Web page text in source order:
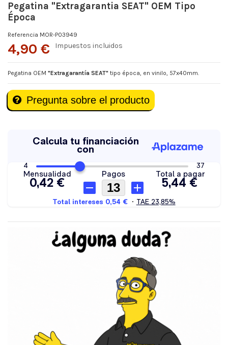
Pegatina "Extragarantia SEAT" OEM Tipo
Época
Referencia MOR-P03949
4,90 € Impuestos incluidos
Pegatina OEM "Extragarantía SEAT" tipo época, en vinilo, 57x40mm.
Pregunta sobre el producto